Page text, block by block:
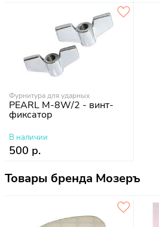
Фурнитура для ударных
PEARL M-8W/2 - винт-
фиксатор
В наличии
500 р.
Товары бренда Мозеръ